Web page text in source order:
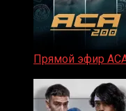
Прямой эфир